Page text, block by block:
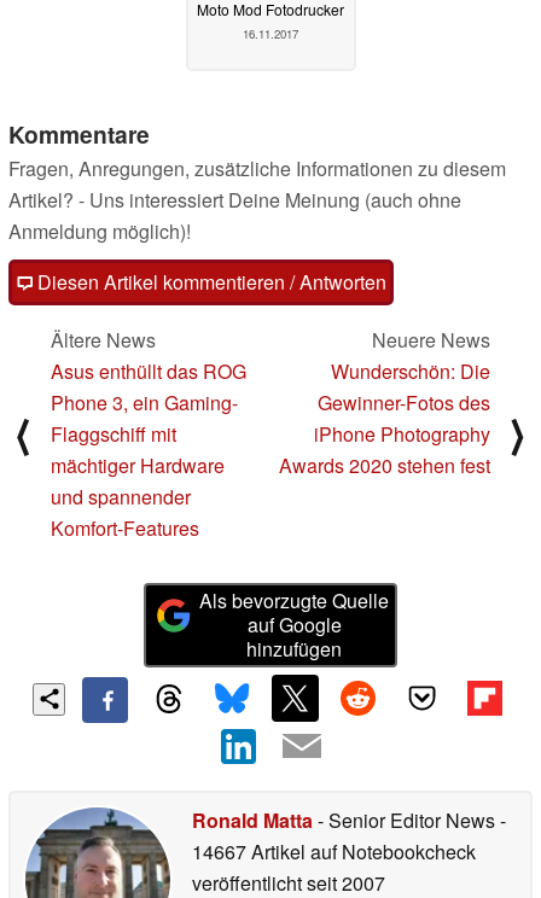
Moto Mod Fotodrucker
16.11.2017
Kommentare
Fragen, Anregungen, zusätzliche Informationen zu diesem
Artikel? - Uns interessiert Deine Meinung (auch ohne
Anmeldung möglich)!
Diesen Artikel kommentieren / Antworten
⟨
Ältere News
Asus enthüllt das ROG
Phone 3, ein Gaming-
Flaggschiff mit
mächtiger Hardware
und spannender
Komfort-Features
Neuere News
Wunderschön: Die
Gewinner-Fotos des
iPhone Photography
Awards 2020 stehen fest
⟩
Als bevorzugte Quelle
auf Google
hinzufügen
Ronald Matta- Senior Editor News-
14667 Artikel auf Notebookcheck
veröffentlichtseit 2007